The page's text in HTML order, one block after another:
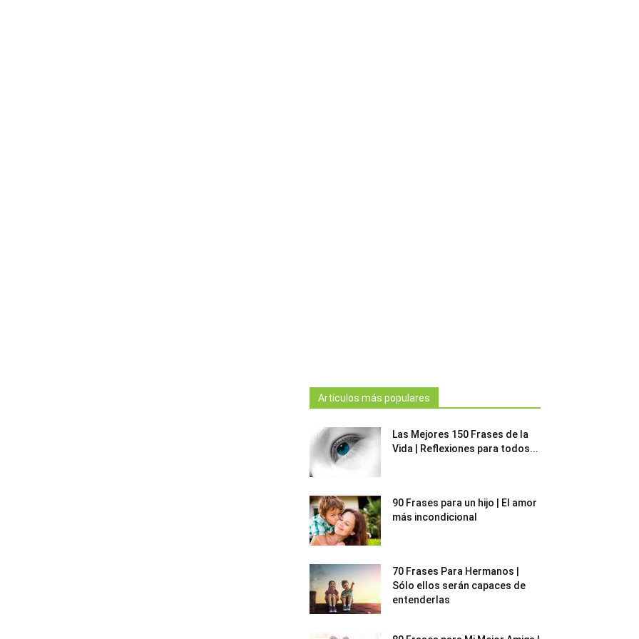
Artículos más populares
Las Mejores 150 Frases de la
Vida | Reflexiones para todos...
90 Frases para un hijo | El amor
más incondicional
70 Frases Para Hermanos |
Sólo ellos serán capaces de
entenderlas